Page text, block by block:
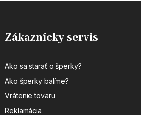
Zákaznícky servis
Ako sa starať o šperky?
Ako šperky balíme?
Vrátenie tovaru
Reklamácia